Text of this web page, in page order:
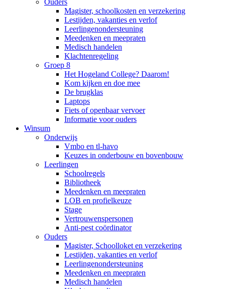
Ouders
Magister, schoolkosten en verzekering
Lestijden, vakanties en verlof
Leerlingenondersteuning
Meedenken en meepraten
Medisch handelen
Klachtenregeling
Groep 8
Het Hogeland College? Daarom!
Kom kijken en doe mee
De brugklas
Laptops
Fiets of openbaar vervoer
Informatie voor ouders
Winsum
Onderwijs
Vmbo en tl-havo
Keuzes in onderbouw en bovenbouw
Leerlingen
Schoolregels
Bibliotheek
Meedenken en meepraten
LOB en profielkeuze
Stage
Vertrouwenspersonen
Anti-pest coördinator
Ouders
Magister, Schoolloket en verzekering
Lestijden, vakanties en verlof
Leerlingenondersteuning
Meedenken en meepraten
Medisch handelen